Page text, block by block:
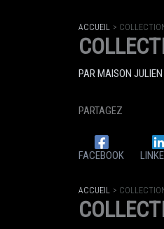
ACCUEIL
PAR MAISON
PARTAGEZ
FACEBOOK
ACCUEIL